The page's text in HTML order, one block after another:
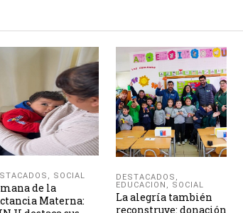
, SOCIAL
de la
Materna:
DESTACADOS ,
EDUCACION , SOCIAL
La alegría también
reconstruye: donación